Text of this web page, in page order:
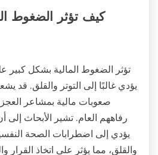
كيف تؤثر الضغوط
تؤثر الضغوط المالية بشكل كبير
يؤدي غالبًا إلى التوتر والقلق. قد
صعوبات مالية بمشاعر
رفاههم العام. تشير الأبحاث إلى
يؤدي إلى اضطرابات الصحة
والقلق، مما يؤثر على اتخاذ